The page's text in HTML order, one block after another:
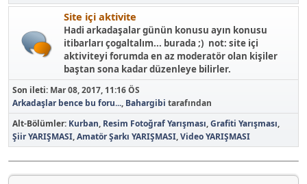
Site içi aktivite
Hadi arkadaşalar günün konusu ayın konusu
itibarları çogaltalım... burada ;) not: site içi
aktiviteyi forumda en az moderatör olan kişiler
baştan sona kadar düzenleye bilirler.
Son ileti: Mar 08, 2017, 11:16 ÖS
Arkadaşlar bence bu foru..., Bahargibi tarafından
Alt-Bölümler Kurban Resim Fotoğraf Yarışması Grafiti Yarışması
Şiir YARIŞMASI Amatör Şarkı YARIŞMASI Video YARIŞMASI